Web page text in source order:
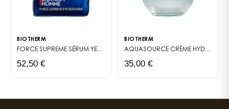
BIOTHERM
FORCE SUPREME SÉRUM YEUX ANTI-ÂGE POUR HOMME
52,50 €
BIOTHERM
AQUASOURCE CRÈME HYDRATANTE ET PROTECTRICE SPF30
35,00 €